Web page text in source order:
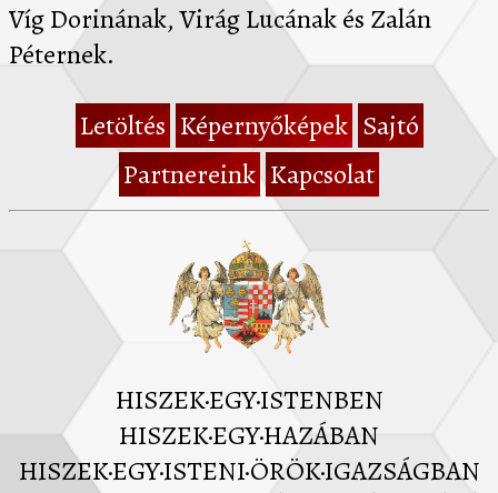
Víg Dorinának, Virág Lucának és Zalán
Péternek.
Letöltés Képernyőképek Sajtó
Partnereink Kapcsolat
HISZEK·EGY·ISTENBEN
HISZEK·EGY·HAZÁBAN
HISZEK·EGY·ISTENI·ÖRÖK·IGAZSÁGBAN